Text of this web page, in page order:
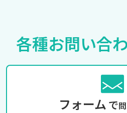
各種お問い合
フォーム で